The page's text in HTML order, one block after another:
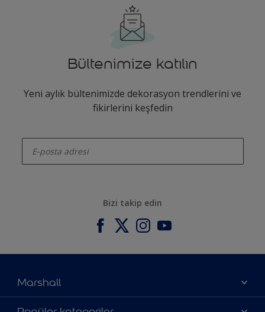
Bültenimize katılın
Yeni aylık bültenimizde dekorasyon trendlerini ve
fikirlerini keşfedin
Bizi takip edin
Marshall
Hakkımızda